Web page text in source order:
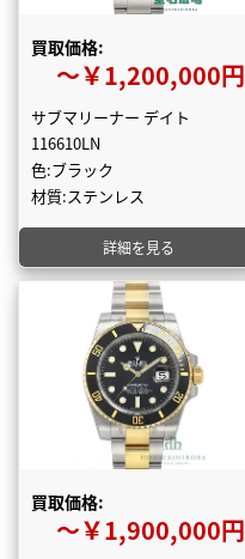
買取価格:
〜￥1,200,000円
サブマリーナー デイト
116610LN
色:ブラック
材質:ステンレス
詳細を見る
買取価格:
〜￥1,900,000円